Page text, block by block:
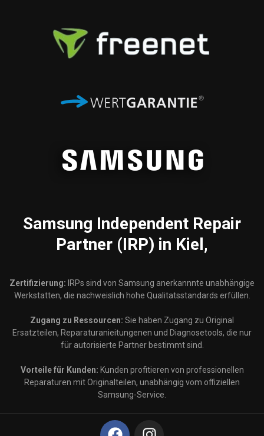
Samsung Independent Repair
Partner (IRP) in Kiel,
Zertifizierung: IRPs sind von Samsung anerkannnte unabhängige
Werkstatten, die nachweislich hohe Qualitatsstandards erfüllen.
Zugang zu Ressourcen: Sie haben Zugang zu Original
Ersatzteilen, Reparaturanieitungenen und Diagnosetools, die nur
für autorisierte Partner bestimmt sind.
Vorteile für Kunden: Kunden profitieren von professionellen
Reparaturen mit Originalteilen, unabhängig vom offiziellen
Samsung-Service.